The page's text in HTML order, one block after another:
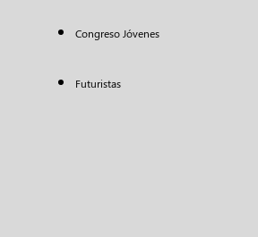
Congreso Jóvenes
Futuristas